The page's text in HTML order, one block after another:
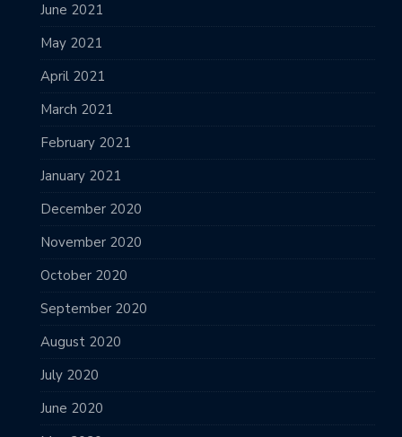
June 2021
May 2021
April 2021
March 2021
February 2021
January 2021
December 2020
November 2020
October 2020
September 2020
August 2020
July 2020
June 2020